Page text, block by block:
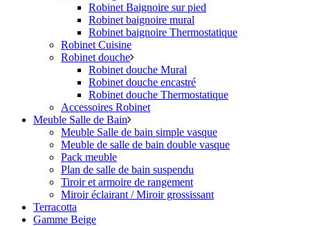
Robinet Baignoire sur pied
Robinet baignoire mural
Robinet baignoire Thermostatique
Robinet Cuisine
Robinet douche
Robinet douche Mural
Robinet douche encastré
Robinet douche Thermostatique
Accessoires Robinet
Meuble Salle de Bain
Meuble Salle de bain simple vasque
Meuble de salle de bain double vasque
Pack meuble
Plan de salle de bain suspendu
Tiroir et armoire de rangement
Miroir éclairant / Miroir grossissant
Terracotta
Gamme Beige